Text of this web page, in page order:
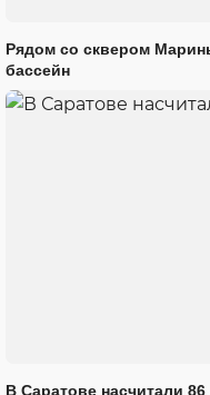
Рядом со сквером
бассейн
В Саратове насчитали